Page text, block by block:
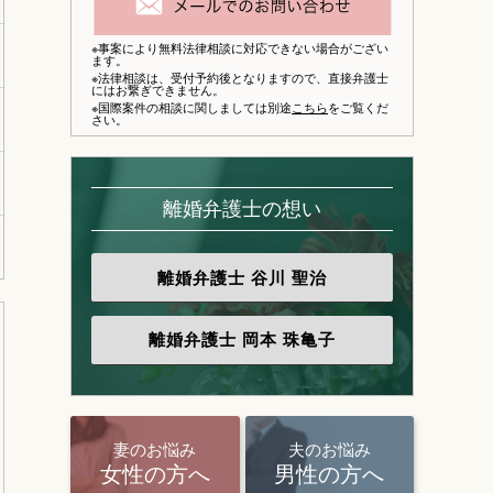
※事案により無料法律相談に対応できない場合がござい
ます。
※法律相談は、 受付予約後となりますので、 直接弁護士
にはお繋ぎできません。
※国際案件の相談に関しましては別途こちらをご覧くだ
さい。
離婚弁護士の想い
離婚弁護士 谷川 聖治
離婚弁護士 岡本 珠亀子
妻のお悩み
女性の方へ
夫のお悩み
男性の方へ